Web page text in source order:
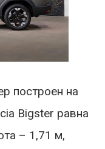
построен на
Bigster равна
– 1,71 м,